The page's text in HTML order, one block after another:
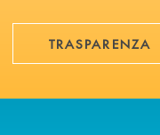
TRASPARENZA